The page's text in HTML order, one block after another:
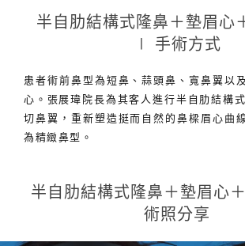
半自肋結構式隆鼻＋墊眉心
∣ 手術方式
患者術前鼻型為短鼻、蒜頭鼻、寬鼻翼以
心。張展瑋院長為其客人進行半自肋結構
切鼻翼，重新塑造挺而自然的鼻樑眉心曲
為精緻鼻型。
半自肋結構式隆鼻＋墊眉心
術照分享